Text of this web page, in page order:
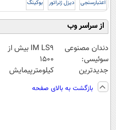
اعتبارسنجی دیزل ژنراتور بوکینگ
از سراسر وب
دندان مصنوعی
سوئیسی:
جدیدترین
فناوری اروپا،
سبک و مقاوم |
IM LS9 بیش از
1500
کیلومترپیمایش
بازگشت به بالای صفحه